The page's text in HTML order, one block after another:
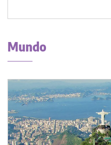
Mundo